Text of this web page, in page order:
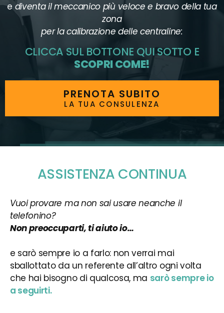
ediventa il meccanico più veloce e bravo della tua
zona
per la calibrazione delle centraline:
CLICCA SUL BOTTONE QUI SOTTO E
SCOPRI COME!
PRENOTA SUBITO
LA TUA CONSULENZA
ASSISTENZA CONTINUA
Vuoi provare ma non sai usare neanche il
telefonino?
Non preoccuparti, ti aiuto io…
e sarò sempre io a farlo: non verrai mai
sballottato da un referente all’altro ogni volta
che hai bisogno di qualcosa, ma sarò sempre io
a seguirti.